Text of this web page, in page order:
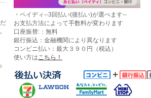
・ペイディ--3回払い(後払い)が選べます--
お支払方法によって手数料が変わります
口座振替:：無料
銀行振込：金融機関により異なります
コンビニ払い：最大３９０円（税込）
使い方は こちら！